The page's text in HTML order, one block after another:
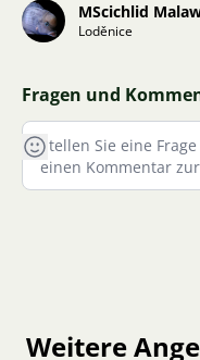
MScichlid
Loděnice
Fragen und
Weitere